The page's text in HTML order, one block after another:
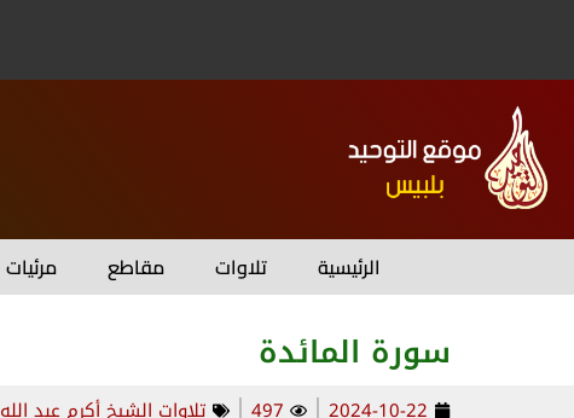
الرئيسية تلاوات مقاطع مرئيات
سورة المائدة
2024-10-22
497 تلاوات الشيخ أكرم عبد الله